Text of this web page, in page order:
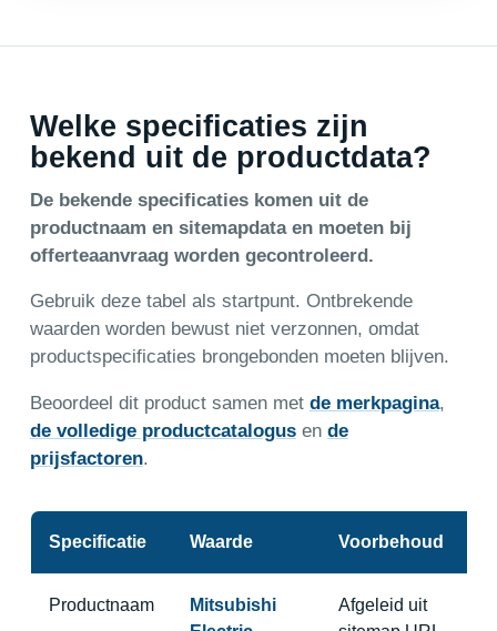
Welke specificaties zijn
bekend uit de productdata?
De bekende specificaties komen uit de
productnaam en sitemapdata en moeten bij
offerteaanvraag worden gecontroleerd.
Gebruik deze tabel als startpunt. Ontbrekende
waarden worden bewust niet verzonnen, omdat
productspecificaties brongebonden moeten blijven.
Beoordeel dit product samen met de merkpagina,
de volledige productcatalogusen de
prijsfactoren.
Specificatie Waarde Voorbehoud
Productnaam
Mitsubishi
Afgeleid uit